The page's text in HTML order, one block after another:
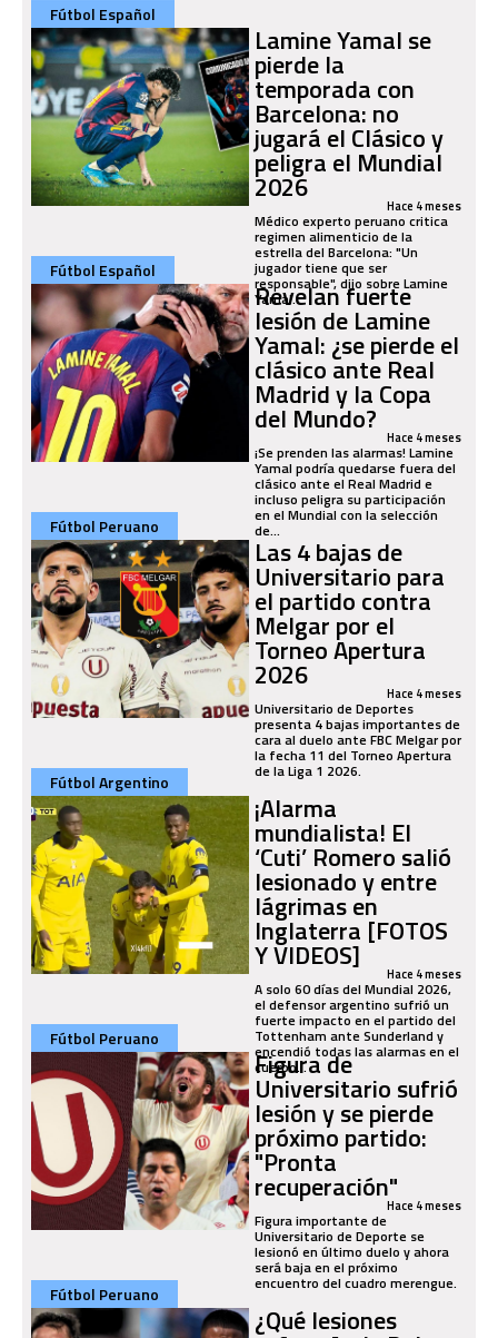
Fútbol Español
Lamine Yamal se
pierde la
temporada con
Barcelona: no
jugará el Clásico y
peligra el Mundial
2026 Hace 4 meses
Médico experto peruano critica
regimen alimenticio de la
estrella del Barcelona: "Un
jugador tiene que ser
responsable", dijo sobre Lamine
Yamal.
Fútbol Español
Revelan fuerte
lesión de Lamine
Yamal: ¿se pierde el
clásico ante Real
Madrid y la Copa
del Mundo? Hace 4 meses
¡Se prenden las alarmas! Lamine
Yamal podría quedarse fuera del
clásico ante el Real Madrid e
incluso peligra su participación
en el Mundial con la selección
de...
Fútbol Peruano
Las 4 bajas de
Universitario para
el partido contra
Melgar por el
Torneo Apertura
2026 Hace 4 meses
Universitario de Deportes
presenta 4 bajas importantes de
cara al duelo ante FBC Melgar por
la fecha 11 del Torneo Apertura
de la Liga 1 2026.
Fútbol Argentino
¡Alarma
mundialista! El
‘Cuti’ Romero salió
lesionado y entre
lágrimas en
Inglaterra [FOTOS
Y VIDEOS] Hace 4 meses
A solo 60 días del Mundial 2026,
el defensor argentino sufrió un
fuerte impacto en el partido del
Tottenham ante Sunderland y
encendió todas las alarmas en el
cuerpo...
Fútbol Peruano
Figura de
Universitario sufrió
lesión y se pierde
próximo partido:
"Pronta
recuperación"Hace 4 meses
Figura importante de
Universitario de Deporte se
lesionó en último duelo y ahora
será baja en el próximo
encuentro del cuadro merengue.
Fútbol Peruano
¿Qué lesiones